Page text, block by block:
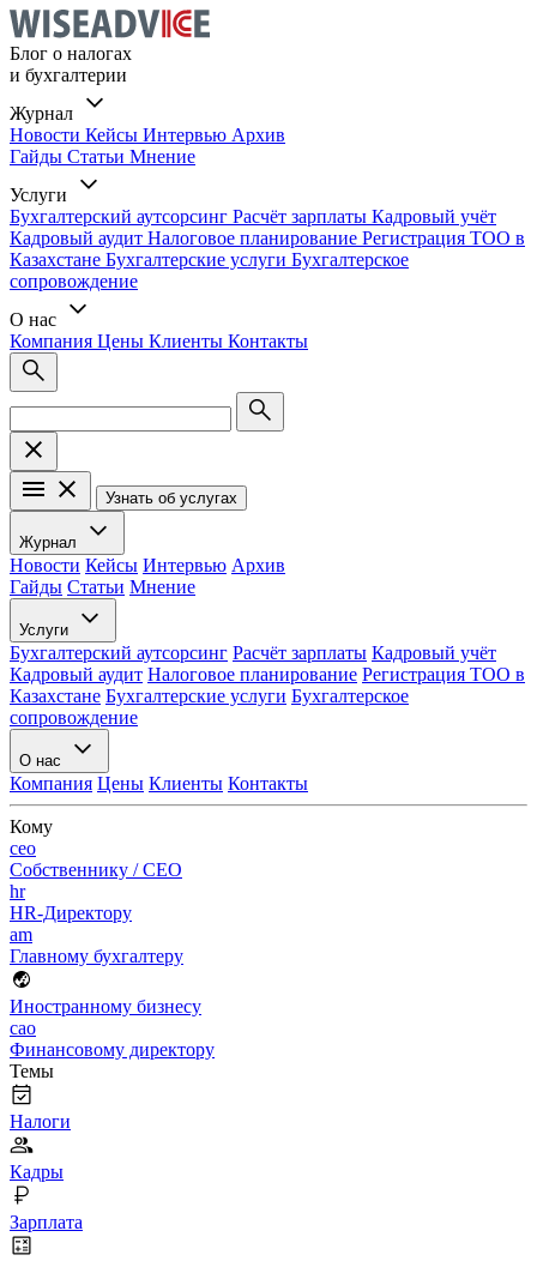
Блог о налогах
и бухгалтерии
Журнал
Новости Кейсы Интервью Архив
Гайды Статьи Мнение
Услуги
Бухгалтерский аутсорсинг Расчёт зарплаты Кадровый учёт
Кадровый аудит Налоговое планирование Регистрация ТОО в
Казахстане Бухгалтерские услуги Бухгалтерское
сопровождение
О нас
Компания Цены Клиенты Контакты
Узнать об услугах
Журнал
Новости Кейсы Интервью Архив
Гайды Статьи Мнение
Услуги
Бухгалтерский аутсорсинг Расчёт зарплаты Кадровый учёт
Кадровый аудит Налоговое планирование Регистрация ТОО в
Казахстане Бухгалтерские услуги Бухгалтерское
сопровождение
О нас
Компания Цены Клиенты Контакты
Кому
ceo
Собственнику / CEO
hr
HR-Директору
am
Главному бухгалтеру
Иностранному бизнесу
cao
Финансовому директору
Темы
Налоги
Кадры
Зарплата